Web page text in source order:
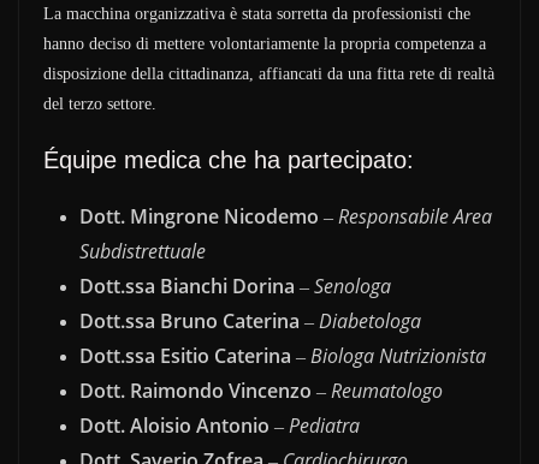
La macchina organizzativa è stata sorretta da professionisti che
hanno deciso di mettere volontariamente la propria competenza a
disposizione della cittadinanza, affiancati da una fitta rete di realtà
del terzo settore.
Équipe medica che ha partecipato:
Dott. Mingrone Nicodemo – Responsabile Area
Subdistrettuale
Dott.ssa Bianchi Dorina – Senologa
Dott.ssa Bruno Caterina – Diabetologa
Dott.ssa Esitio Caterina – Biologa Nutrizionista
Dott. Raimondo Vincenzo – Reumatologo
Dott. Aloisio Antonio – Pediatra